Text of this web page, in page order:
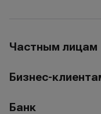
Частным лицам
Бизнес-
Банк